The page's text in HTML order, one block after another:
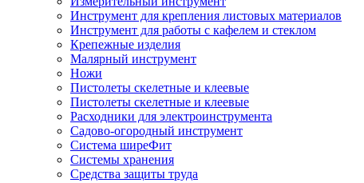
Инструмент для крепления листовых материалов
Инструмент для работы с кафелем и стеклом
Крепежные изделия
Малярный инструмент
Ножи
Пистолеты скелетные и клеевые
Пистолеты скелетные и клеевые
Расходники для электроинструмента
Садово-огородный инструмент
Система ширеФит
Системы хранения
Средства защиты труда